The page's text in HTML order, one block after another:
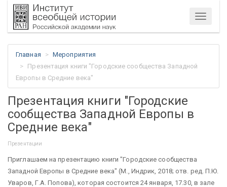
Меню
Главная
Мероприятия
Презентация книги "Городские сообщества Западной
Европы в Средние века"
Презентация книги "Городские
сообщества Западной Европы в
Средние века"
Презентации
Приглашаем на презентацию книги "Городские сообщества
Западной Европы в Средние века" (М., Индрик, 2018; отв. ред. П.Ю.
Уваров, Г.А. Попова), которая состоится 24 января, 17.30, в зале